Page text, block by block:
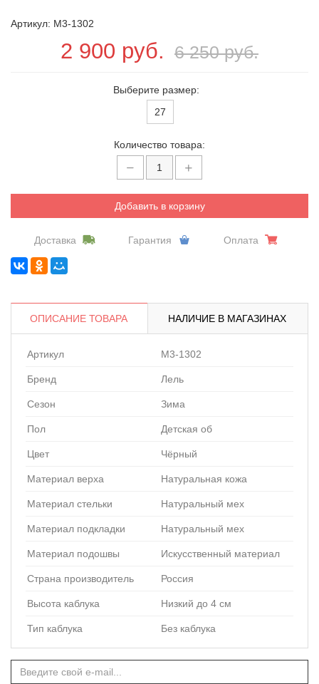
Артикул: M3-1302
2 900 руб. 6 250 руб.
Выберите размер:
27
Количество товара:
Добавить в корзину
Доставка Гарантия Оплата
ОПИСАНИЕ ТОВАРА НАЛИЧИЕ В МАГАЗИНАХ
Артикул M3-1302
Бренд Лель
Сезон Зима
Пол Детская об
Цвет Чёрный
Материал верха Натуральная кожа
Материал стельки Натуральный мех
Материал подкладки Натуральный мех
Материал подошвы Искусственный материал
Страна производитель Россия
Высота каблука Низкий до 4 см
Тип каблука Без каблука